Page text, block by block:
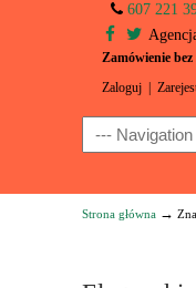
607 221
Zamówienie
Zaloguj
Navigation
Strona główna →